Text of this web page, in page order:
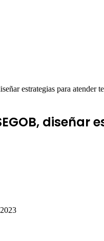
estrategias para atender